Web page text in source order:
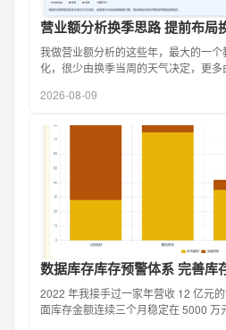
营业额分析换季思路 提前布局
我做营业额分析的这些年，最大的一
化，很少由换季当周的天气决定，更
2026-08-09
数据库存库存预警体系 完善库
2022 年我接手过一家年营收 12 亿元
面库存金额连续三个月稳定在 5000